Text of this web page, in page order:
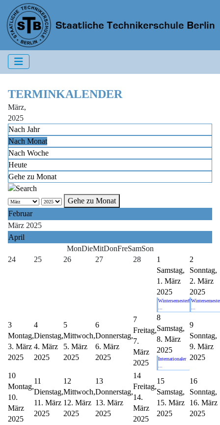
TERMINKALENDER
März,
2025
Nach Jahr
Nach Monat
Nach Woche
Heute
Gehe zu Monat
Gehe zu Monat
Februar
März 2025
April
MonDieMitDonFreSamSon
24
25 26 27 28
1
Samstag,
1. März
2025
Wintersemesterf
...
2
Sonntag,
2. März
2025
...
3
Montag,
3. März
2025
4
Dienstag,
4. März
2025
5
Mittwoch,
5. März
2025
6
Donnerstag,
6. März
2025
7
Freitag,
7.
März
2025
8
Samstag,
8. März
2025
Internationaler
...
9
Sonntag,
9. März
2025
10
Montag,
10.
März
2025
11
Dienstag,
11. März
2025
12
Mittwoch,
12. März
2025
13
Donnerstag,
13. März
2025
14
Freitag,
14.
März
2025
15
Samstag,
15. März
2025
16
Sonntag,
16. März
2025